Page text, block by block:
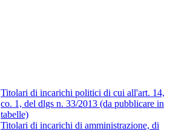
Titolari di incarichi politici di cui all'art. 14,
co. 1, del dlgs n. 33/2013 (da pubblicare in
tabelle)
Titolari di incarichi di amministrazione, di